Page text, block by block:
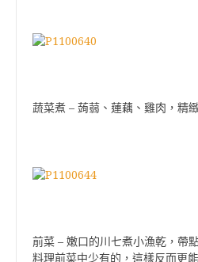
蔬菜煮 – 蒟蒻、蓮藕、雞肉， 精
前菜 – 嫩口的川七煮小漁乾，帶
料理前菜中少有的，這樣反而更